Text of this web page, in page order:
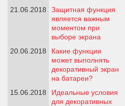
21.06.2018
Защитная функция
является важным
моментом при
выборе экрана
20.06.2018
Какие функции
может выполнять
декоративный экран
на батареи?
15.06.2018
Идеальные условия
для декоративных